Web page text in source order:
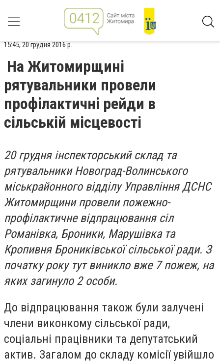
15:45, 20 грудня 2016 р.
На Житомирщині
рятувальники провели
профілактичні рейди в
сільській місцевості
20 грудня інспекторський склад та
рятувальники Новоград-Волинського
міськрайонного відділу Управління ДСНС
Житомирщини провели пожежно-
профілактичне відпрацювання сіл
Романівка, Броники, Марушівка та
Кропивня Брониківської сільської ради. З
початку року тут виникло вже 7 пожеж, на
яких загинуло 2 особи.
До відпрацювання також були залучені
члени виконкому сільської ради,
соціальні працівники та депутатський
актив. Загалом до складу комісії увійшло